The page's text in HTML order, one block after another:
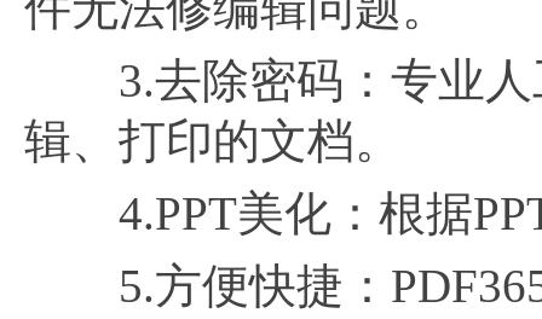
3.去除密码：专业人
辑、打印的文档。
4.PPT美化：根据
5.方便快捷：PDF365